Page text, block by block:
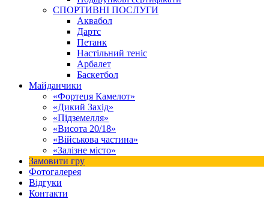
СПОРТИВНІ ПОСЛУГИ
Аквабол
Дартс
Петанк
Настільний теніс
Арбалет
Баскетбол
Майданчики
«Фортеця Камелот»
«Дикий Захід»
«Підземелля»
«Висота 20/18»
«Військова частина»
«Залізне місто»
Замовити гру
Фотогалерея
Відгуки
Контакти